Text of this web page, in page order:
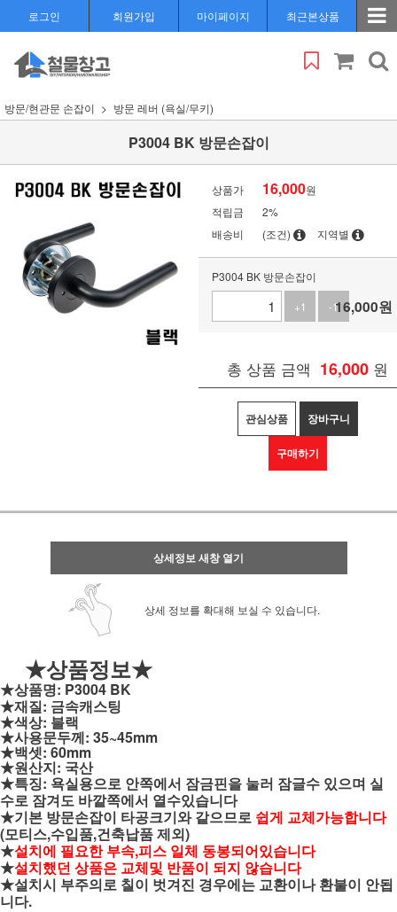
로그인 회원가입 마이페이지 최근본상품
방문/현관문 손잡이 방문 레버 (욕실/무키)
P3004 BK 방문손잡이
상품가 16,000원
적립금
2%
배송비
(조건) 지역별
P3004 BK 방문손잡이
+1
-116,000원
총 상품 금액 16,000 원
관심상품 장바구니
구매하기
상세정보 새창 열기
상세 정보를 확대해 보실 수 있습니다.
★상품정보★
★상품명: P3004 BK
★재질: 금속캐스팅
★색상: 블랙
★사용문두께: 35~45mm
★백셋: 60mm
★원산지: 국산
★특징: 욕실용으로 안쪽에서 잠금핀을 눌러 잠글수 있으며 실
수로 잠겨도 바깥쪽에서 열수있습니다
★기본 방문손잡이 타공크기와 같으므로 쉽게 교체가능합니다
(모티스,수입품,건축납품 제외)
★설치에 필요한 부속,피스 일체 동봉되어있습니다
★설치했던 상품은 교체및 반품이 되지 않습니다
★설치시 부주의로 칠이 벗겨진 경우에는 교환이나 환불이 안됩
니다.